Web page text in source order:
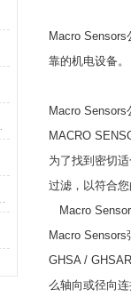
Macro
靠的机电设备
Macro
MACRO
为了找到密切
过滤，以符合
Macro
Macro Sensors
GHSA /
么轴向或径向